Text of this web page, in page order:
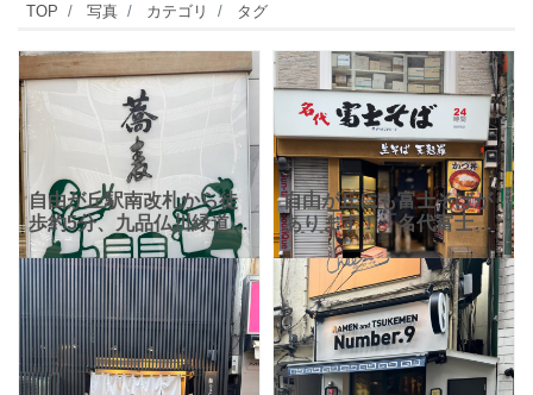
TOP 写真 カテゴリ タグ
自由が丘駅南改札から徒
歩約5分、九品仏川緑道の
近くにある蕎麦屋「さら
しん」。奥沢駅からも徒
歩圏内です。 昭和初期に
この自由が丘の街で商売
を始め、約90年の歴史が
自由が丘にも富士そばが
あります！「名代富士そ
ば自由が丘店」。 美味し
さの秘密は、毎日各店に
直送される生そばを、茹
でたてにて提供し、つゆ
には防腐剤を使わず、
「自慢